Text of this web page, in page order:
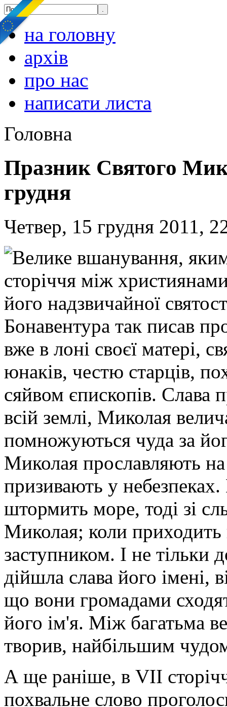
на головну
архів
про нас
написати листа
Головна
Празник Святого
грудня
Четвер, 15 грудня 2011,
Велике вшанування,
сторіччя між
його надзвичайної
Бонавентура так писав
вже в лоні своєї матері,
юнаків, честю старців,
сяйвом єпископів. Слава
всій землі, Миколая
помножуються чуда за
Миколая прославляють
призивають у
штормить море, тоді зі
Миколая; коли
заступником. І не тільки
дійшла слава його імені,
що вони громадами
його ім'я. Між багатьма
творив, найбільшим
А ще раніше, в VII
похвальне слово